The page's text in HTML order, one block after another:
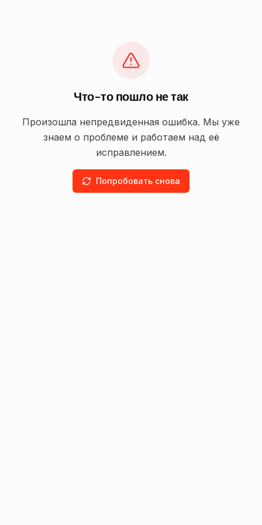
Что-то пошло не так
Произошла непредвиденная ошибка. Мы уже
знаем о проблеме и работаем над её
исправлением.
Попробовать снова